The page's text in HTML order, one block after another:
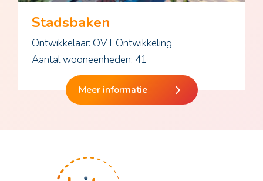
Stadsbaken
Ontwikkelaar: OVT Ontwikkeling
Aantal wooneenheden: 41
Meer informatie